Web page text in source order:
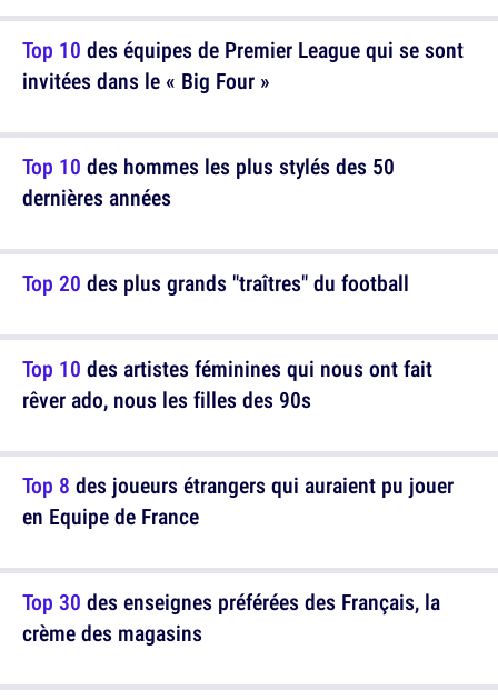
Top 10 des hommes les plus stylés des 50
dernières années
Top 10 des artistes féminines qui nous ont fait
rêver ado, nous les filles des 90s
Top 30 des enseignes préférées des Français, la
crème des magasins
Top 10 des équipes de Premier League qui se sont
invitées dans le « Big Four »
Top 20 des plus grands "traîtres" du football
Top 8 des joueurs étrangers qui auraient pu jouer
en Equipe de France